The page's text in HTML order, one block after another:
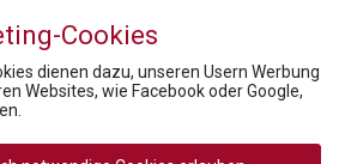
AGB Privatperson
Cookies
dienen dazu, unseren Usern Werbung
Websites, wie Facebook oder Google,